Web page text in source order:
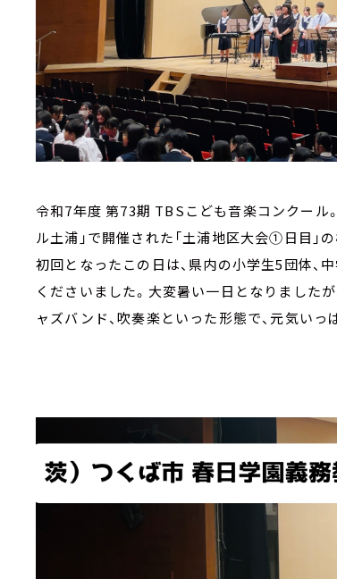
令和7年度 第73期 TBSこども音楽コンクール
ル土浦」で開催された「土浦地区大会①日目」
初回となったこの日は、県内の小学生5団体、
くださいました。大変暑い一日となりましたが
ャズバンド、吹奏楽といった形態で、元気い